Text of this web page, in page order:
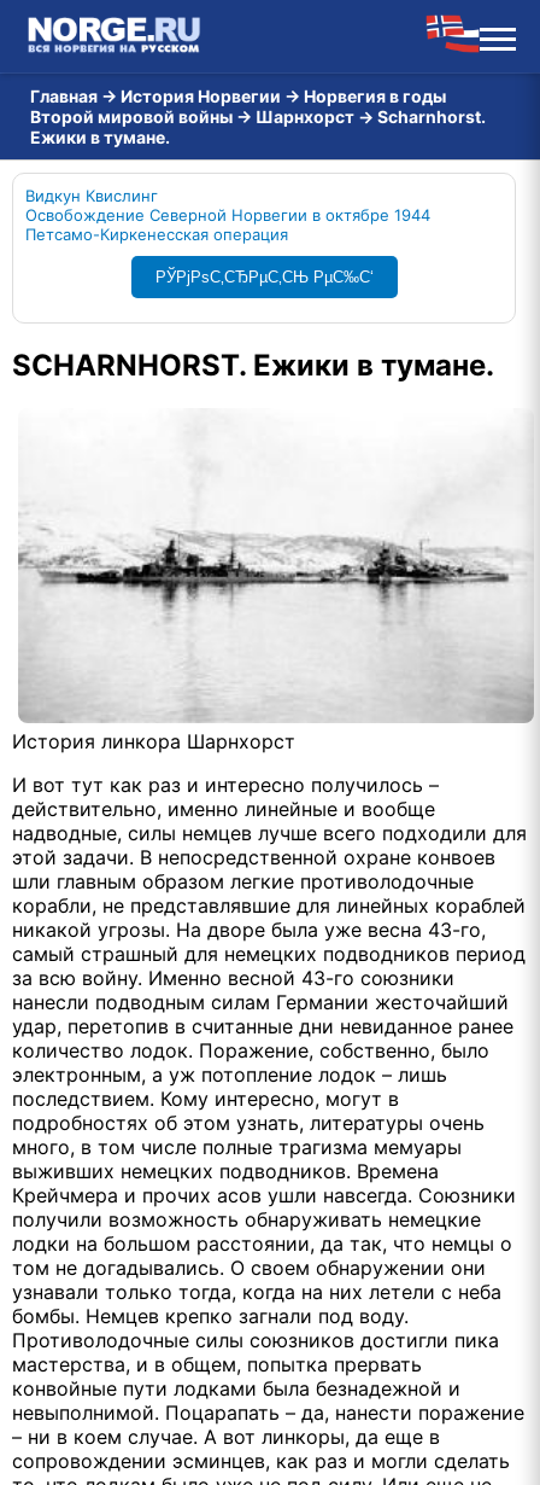
Главная → История Норвегии → Норвегия в годы
Второй мировой войны → Шарнхорст → Scharnhorst.
Ежики в тумане.
Видкун Квислинг
Освобождение Северной Норвегии в октябре 1944
Петсамо-Киркенесская операция
РЎРјРѕС‚СЂРµС‚СЊ РµС‰С‘
SCHARNHORST. Ежики в тумане.
История линкора Шарнхорст
И вот тут как раз и интересно получилось –
действительно, именно линейные и вообще
надводные, силы немцев лучше всего подходили для
этой задачи. В непосредственной охране конвоев
шли главным образом легкие противолодочные
корабли, не представлявшие для линейных кораблей
никакой угрозы. На дворе была уже весна 43-го,
самый страшный для немецких подводников период
за всю войну. Именно весной 43-го союзники
нанесли подводным силам Германии жесточайший
удар, перетопив в считанные дни невиданное ранее
количество лодок. Поражение, собственно, было
электронным, а уж потопление лодок – лишь
последствием. Кому интересно, могут в
подробностях об этом узнать, литературы очень
много, в том числе полные трагизма мемуары
выживших немецких подводников. Времена
Крейчмера и прочих асов ушли навсегда. Союзники
получили возможность обнаруживать немецкие
лодки на большом расстоянии, да так, что немцы о
том не догадывались. О своем обнаружении они
узнавали только тогда, когда на них летели с неба
бомбы. Немцев крепко загнали под воду.
Противолодочные силы союзников достигли пика
мастерства, и в общем, попытка прервать
конвойные пути лодками была безнадежной и
невыполнимой. Поцарапать – да, нанести поражение
– ни в коем случае. А вот линкоры, да еще в
сопровождении эсминцев, как раз и могли сделать